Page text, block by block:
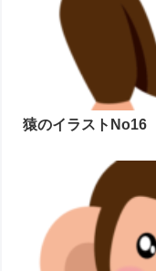
猿のイラストNo16